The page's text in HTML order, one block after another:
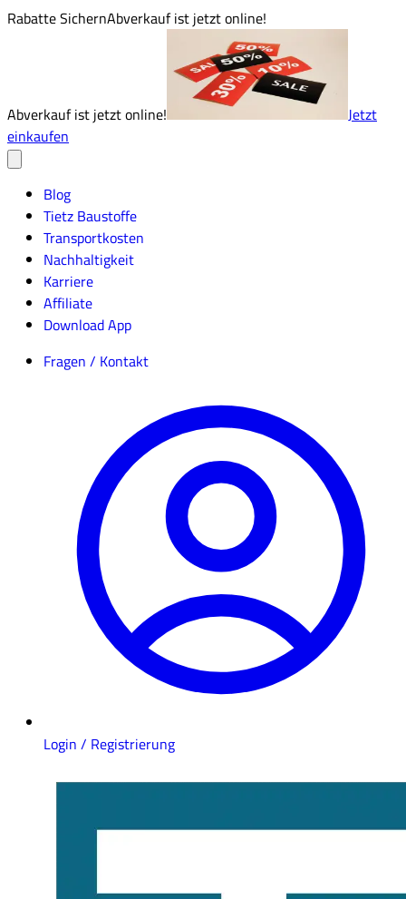
Rabatte SichernAbverkauf ist jetzt online!
Abverkauf ist jetzt online!
Jetzt
einkaufen
Blog
Tietz Baustoffe
Transportkosten
Nachhaltigkeit
Karriere
Affiliate
Download App
Fragen / Kontakt
Login / Registrierung